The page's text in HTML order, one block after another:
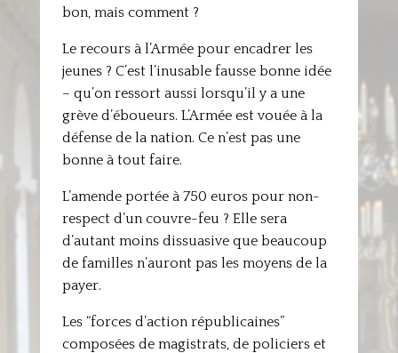
bon, mais comment ?
Le recours à l’Armée pour encadrer les
jeunes ? C’est l’inusable fausse bonne idée
– qu’on ressort aussi lorsqu’il y a une
grève d’éboueurs. L’Armée est vouée à la
défense de la nation. Ce n’est pas une
bonne à tout faire.
L’amende portée à 750 euros pour non-
respect d’un couvre-feu ? Elle sera
d’autant moins dissuasive que beaucoup
de familles n’auront pas les moyens de la
payer.
Les “forces d’action républicaines”
composées de magistrats, de policiers et